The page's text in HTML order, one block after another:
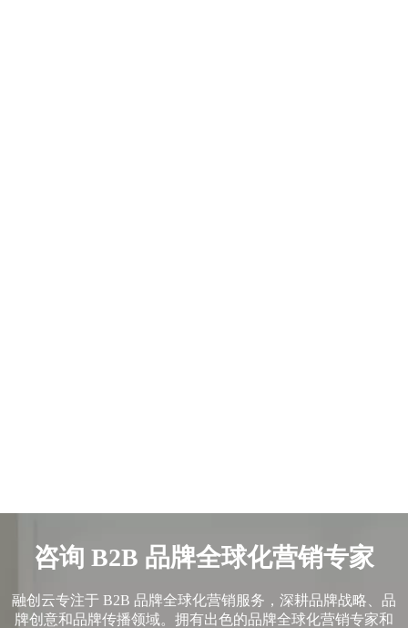
咨询 B2B 品牌全球化营销专家
融创云专注于 B2B 品牌全球化营销服务，深耕品牌战略、品
牌创意和品牌传播领域。拥有出色的品牌全球化营销专家和